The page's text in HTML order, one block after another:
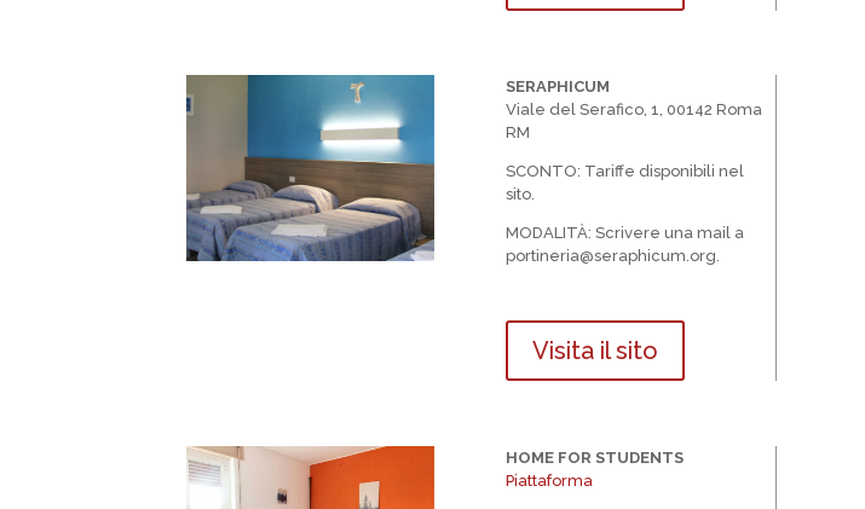
SERAPHICUM
Viale del Serafico, 1, 00142 Roma
RM
SCONTO: Tariffe disponibili nel
sito.
MODALITÀ: Scrivere una mail a
portineria@seraphicum.org.
Visita il sito
HOME FOR STUDENTS
Piattaforma